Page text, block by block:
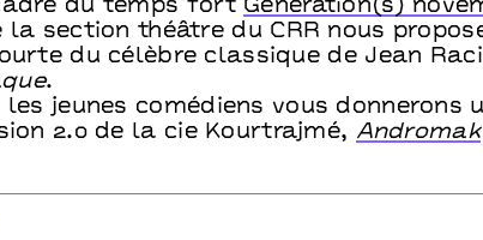
du temps fort Génération(s)
la section théâtre du CRR nous
du célèbre classique de Jean
.
les jeunes comédiens vous donnerons
2.0 de la cie Kourtrajmé, Andromak